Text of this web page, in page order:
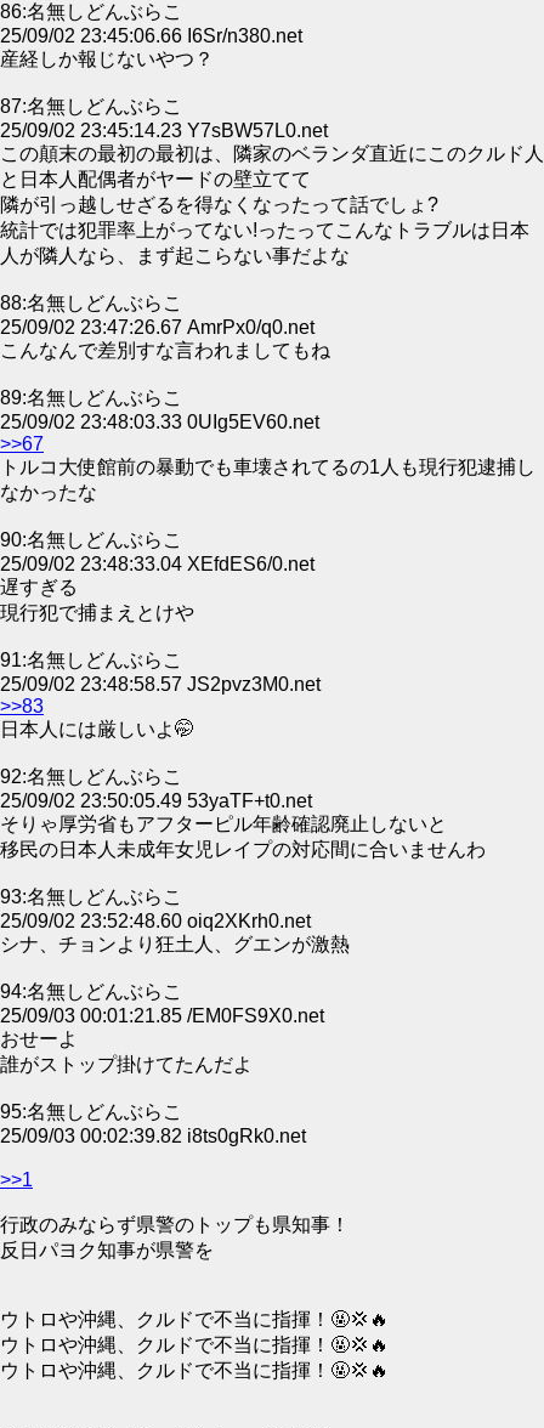
86:名無しどんぶらこ
25/09/02 23:45:06.66 I6Sr/n380.net
産経しか報じないやつ？
87:名無しどんぶらこ
25/09/02 23:45:14.23 Y7sBW57L0.net
この顛末の最初の最初は、隣家のベランダ直近にこのクルド人
と日本人配偶者がヤードの壁立てて
隣が引っ越しせざるを得なくなったって話でしょ?
統計では犯罪率上がってない!ったってこんなトラブルは日本
人が隣人なら、まず起こらない事だよな
88:名無しどんぶらこ
25/09/02 23:47:26.67 AmrPx0/q0.net
こんなんで差別すな言われましてもね
89:名無しどんぶらこ
25/09/02 23:48:03.33 0UIg5EV60.net
>>67
トルコ大使館前の暴動でも車壊されてるの1人も現行犯逮捕し
なかったな
90:名無しどんぶらこ
25/09/02 23:48:33.04 XEfdES6/0.net
遅すぎる
現行犯で捕まえとけや
91:名無しどんぶらこ
25/09/02 23:48:58.57 JS2pvz3M0.net
>>83
日本人には厳しいよ🤭
92:名無しどんぶらこ
25/09/02 23:50:05.49 53yaTF+t0.net
そりゃ厚労省もアフターピル年齢確認廃止しないと
移民の日本人未成年女児レイプの対応間に合いませんわ
93:名無しどんぶらこ
25/09/02 23:52:48.60 oiq2XKrh0.net
シナ、チョンより狂土人、グエンが激熱
94:名無しどんぶらこ
25/09/03 00:01:21.85 /EM0FS9X0.net
おせーよ
誰がストップ掛けてたんだよ
95:名無しどんぶらこ
25/09/03 00:02:39.82 i8ts0gRk0.net
>>1
行政のみならず県警のトップも県知事！
反日パヨク知事が県警を
ウトロや沖縄、クルドで不当に指揮！🤬💢🔥
ウトロや沖縄、クルドで不当に指揮！🤬💢🔥
ウトロや沖縄、クルドで不当に指揮！🤬💢🔥